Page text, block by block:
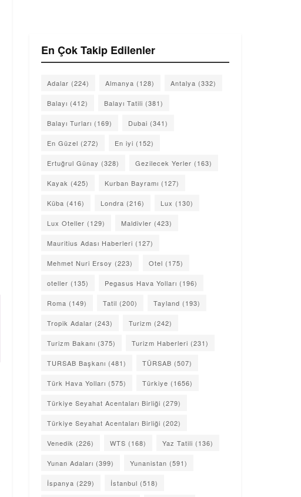
En Çok Takip Edilenler
Adalar (224) Almanya (128) Antalya (332)
Balayı (412) Balayı Tatili (381)
Balayı Turları (169) Dubai (341)
En Güzel (272) En iyi (152)
Ertuğrul Günay (328) Gezilecek Yerler (163)
Kayak (425) Kurban Bayramı (127)
Küba (416) Londra (216) Lux (130)
Lux Oteller (129) Maldivler (423)
Mauritius Adası Haberleri (127)
Mehmet Nuri Ersoy (223) Otel (175)
oteller (135) Pegasus Hava Yolları (196)
Roma (149) Tatil (200) Tayland (193)
Tropik Adalar (243) Turizm (242)
Turizm Bakanı (375) Turizm Haberleri (231)
TURSAB Başkanı (481) TÜRSAB (507)
Türk Hava Yolları (575) Türkiye (1656)
Türkiye Seyahat Acentaları Birliği (279)
Türkiye Seyahat Acentaları Birliği (202)
Venedik (226) WTS (168) Yaz Tatili (136)
Yunan Adaları (399) Yunanistan (591)
İspanya (229) İstanbul (518)